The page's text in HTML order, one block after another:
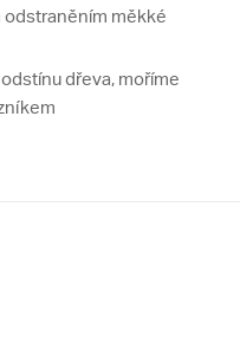
odstraněním měkké
dřeva, moříme